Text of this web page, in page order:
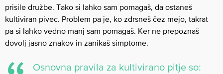
prisile družbe. Tako si lahko sam pomagaš, da ostaneš
kultiviran pivec. Problem pa je, ko zdrsneš čez mejo, takrat
pa si lahko vedno manj sam pomagaš. Ker ne prepoznaš
dovolj jasno znakov in zanikaš simptome.
Osnovna pravila za kultivirano pitje so: